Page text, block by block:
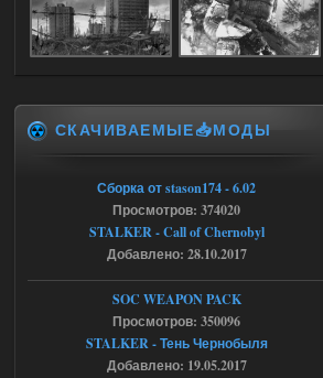
17:25
Stalker-Mods-Clan-su
Доступно только для пользователей
Объединенный Пак 2 + OGSR +
STCoP WP 3.4
Stalker-Mods-Clan-su
Ответить ➤
Объединенный Пак 2 + OGSR +
СКАЧИВАЕМЫЕ📥МОДЫ
Сборка от stason174 - 6.02
Просмотров: 374020
STALKER - Call of Chernobyl
Добавлено: 28.10.2017
SOC WEAPON PACK
Просмотров: 350096
STALKER - Тень Чернобыля
Добавлено: 19.05.2017